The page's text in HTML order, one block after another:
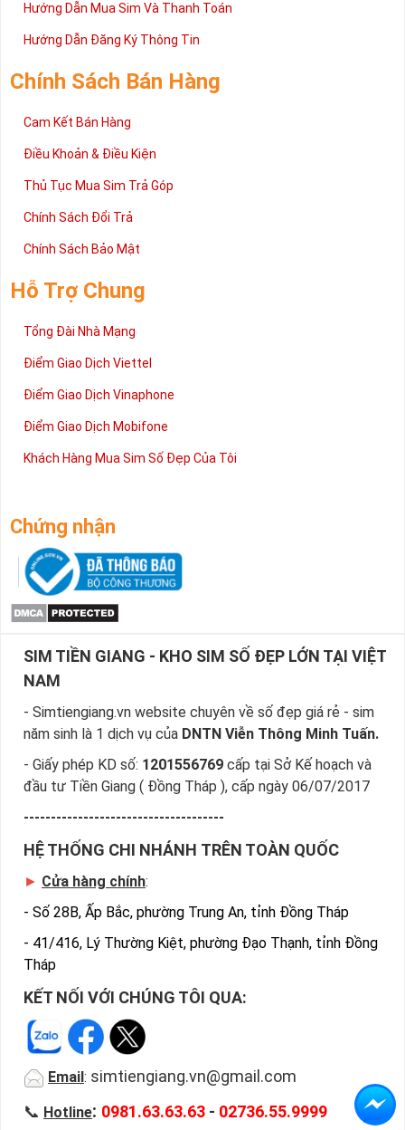
Hướng Dẫn Mua Sim Và Thanh Toán
Hướng Dẫn Đăng Ký Thông Tin
Chính Sách Bán Hàng
Cam Kết Bán Hàng
Điều Khoản & Điều Kiện
Thủ Tục Mua Sim Trả Góp
Chính Sách Đổi Trả
Chính Sách Bảo Mật
Hỗ Trợ Chung
Tổng Đài Nhà Mạng
Điểm Giao Dịch Viettel
Điểm Giao Dịch Vinaphone
Điểm Giao Dịch Mobifone
Khách Hàng Mua Sim Số Đẹp Của Tôi
Chứng nhận
SIM TIỀN GIANG - KHO SIM SỐ ĐẸP LỚN TẠI VIỆT
NAM
- Simtiengiang.vn website chuyên về số đẹp giá rẻ - sim
năm sinh là 1 dịch vụ của DNTN Viễn Thông Minh Tuấn.
- Giấy phép KD số: 1201556769 cấp tại Sở Kế hoạch và
đầu tư Tiền Giang ( Đồng Tháp ), cấp ngày 06/07/2017
-------------------------------------
HỆ THỐNG CHI NHÁNH TRÊN TOÀN QUỐC
► Cửa hàng chính:
- Số 28B, Ấp Bắc, phường Trung An, tỉnh Đồng Tháp
- 41/416, Lý Thường Kiệt, phường Đạo Thạnh, tỉnh Đồng
Tháp
KẾT NỐI VỚI CHÚNG TÔI QUA:
Email: simtiengiang.vn@gmail.com
📞 Hotline: 0981.63.63.63 - 02736.55.9999